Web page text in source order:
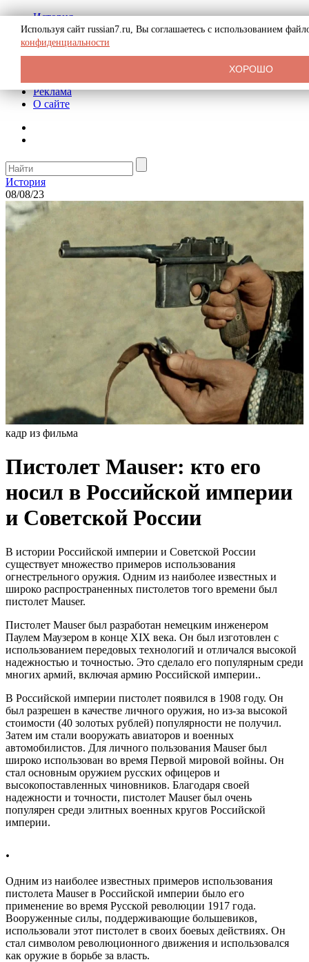
История
Биография
Криминал
СССР
Реклама
О сайте
История
08/08/23
кадр из фильма
Пистолет Mauser: кто его
носил в Российской империи
и Советской России
В истории Российской империи и Советской России
существует множество примеров использования
огнестрельного оружия. Одним из наиболее известных и
широко распространенных пистолетов того времени был
пистолет Mauser.
Пистолет Mauser был разработан немецким инженером
Паулем Маузером в конце XIX века. Он был изготовлен с
использованием передовых технологий и отличался высокой
надежностью и точностью. Это сделало его популярным среди
многих армий, включая армию Российской империи..
В Российской империи пистолет появился в 1908 году. Он
был разрешен в качестве личного оружия, но из-за высокой
стоимости (40 золотых рублей) популярности не получил.
Затем им стали вооружать авиаторов и военных
автомобилистов. Для личного пользования Mauser был
широко использован во время Первой мировой войны. Он
стал основным оружием русских офицеров и
высокопоставленных чиновников. Благодаря своей
надежности и точности, пистолет Mauser был очень
популярен среди элитных военных кругов Российской
империи.
.
Одним из наиболее известных примеров использования
пистолета Mauser в Российской империи было его
применение во время Русской революции 1917 года.
Вооруженные силы, поддерживающие большевиков,
использовали этот пистолет в своих боевых действиях. Он
стал символом революционного движения и использовался
как оружие в борьбе за власть.
Используя сайт russian7.ru, Вы соглашаетесь с использованием
конфиденциальности
ХОРОШО